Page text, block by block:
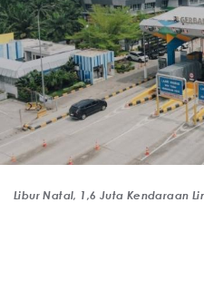
Libur Natal, 1,6 Juta Kendaraan